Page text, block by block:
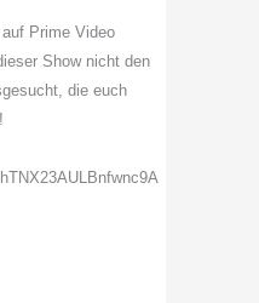
Prime Video
Show nicht den
die euch